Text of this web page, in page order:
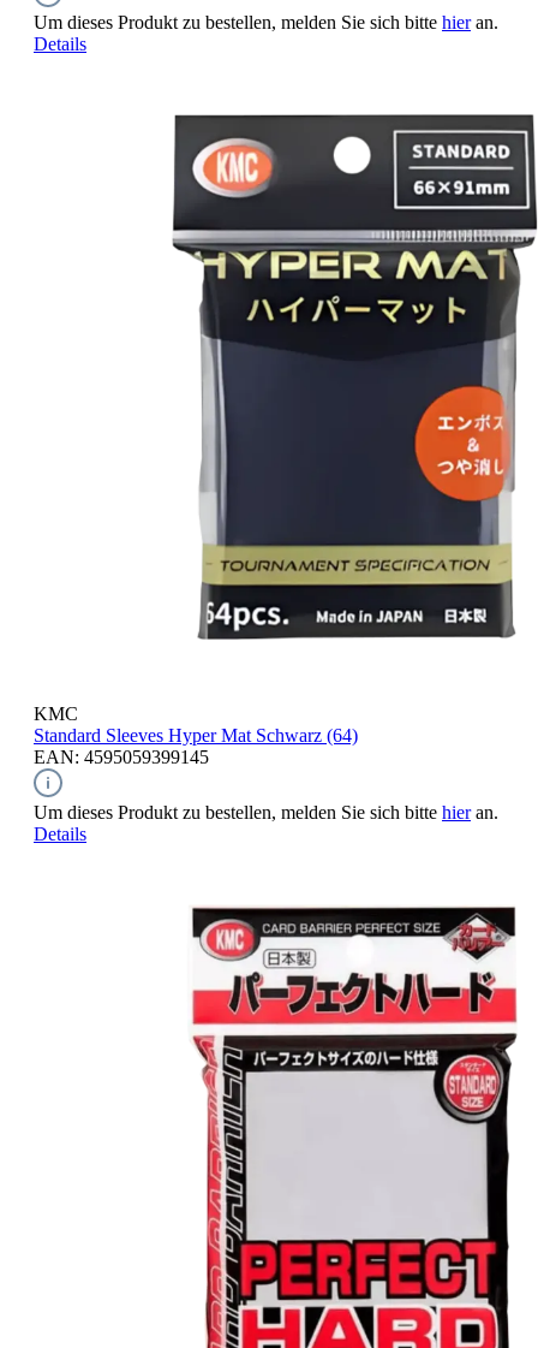
Um dieses Produkt zu bestellen, melden Sie sich bitte hieran.
Details
KMC
Standard Sleeves Hyper Mat Schwarz (64)
EAN: 4595059399145
Um dieses Produkt zu bestellen, melden Sie sich bitte hieran.
Details